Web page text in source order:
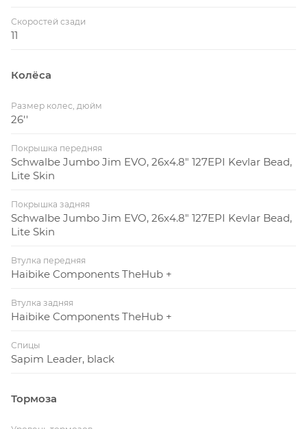
Скоростей сзади
11
Колёса
Размер колес, дюйм
26''
Покрышка передняя
Schwalbe Jumbo Jim EVO, 26x4.8" 127EPI Kevlar Bead,
Lite Skin
Покрышка задняя
Schwalbe Jumbo Jim EVO, 26x4.8" 127EPI Kevlar Bead,
Lite Skin
Втулка передняя
Haibike Components TheHub +
Втулка задняя
Haibike Components TheHub +
Спицы
Sapim Leader, black
Тормоза